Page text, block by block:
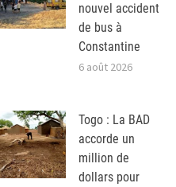
nouvel accident
de bus à
Constantine
6 août 2026
Togo : La BAD
accorde un
million de
dollars pour